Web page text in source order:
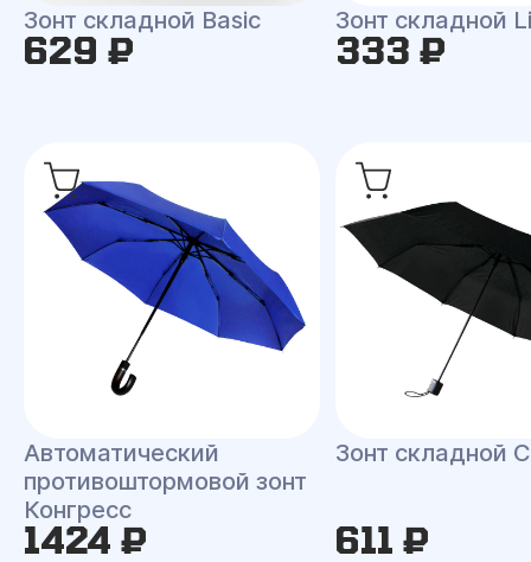
Зонт складной Basic
629 ₽
Зонт складной
333 ₽
Автоматический
противоштормовой зонт
Конгресс
1424 ₽
Зонт складной
611 ₽